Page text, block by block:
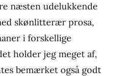
næsten udelukkende
skønlitterær prosa,
i forskellige
holder jeg meget af,
bemærket også godt